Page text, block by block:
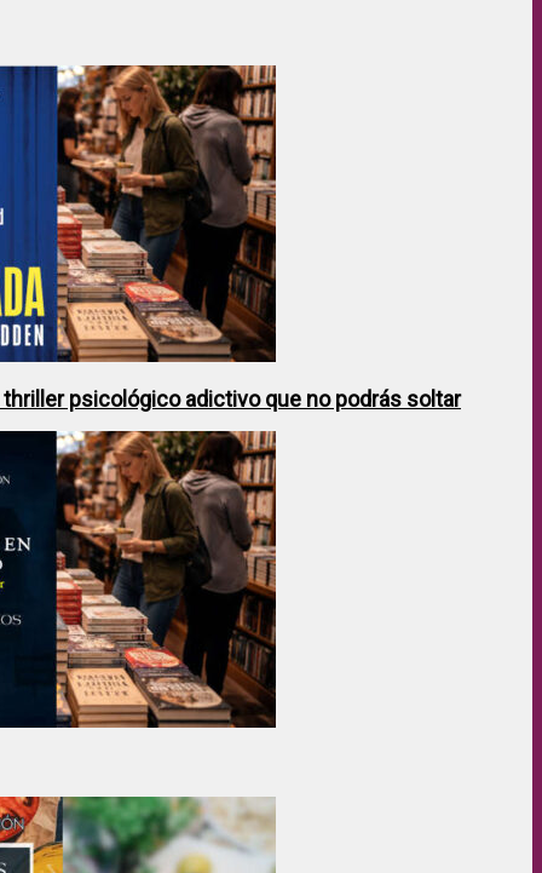
thriller psicológico adictivo que no podrás soltar